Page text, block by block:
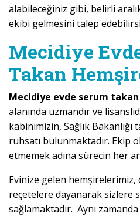
alabileceğiniz gibi, belirli
ekibi gelmesini talep
Mecidiye
Takan
Mecidiye evde serum
alanında uzmandır ve
kabinimizin, Sağlık Bakanlığı
ruhsatı bulunmaktadır. Ekip
etmemek adına sürecin her
Evinize gelen hemşirelerimiz,
reçetelere dayanarak sizlere
sağlamaktadır. Aynı